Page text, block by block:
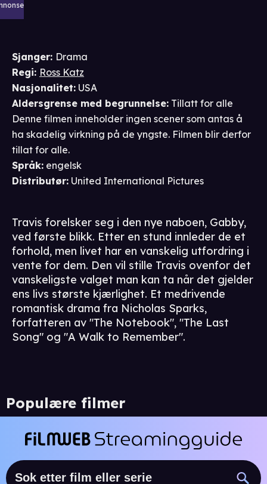
Sjanger: Drama
Regi: Ross Katz
Nasjonalitet: USA
Aldersgrense med begrunnelse: Tillatt for alle
Denne filmen inneholder ingen scener som antas å
ha skadelig virkning på de yngste. Filmen blir derfor
tillat for alle.
Språk: engelsk
Distributør: United International Pictures
Travis forelsker seg i den nye naboen, Gabby,
ved første blikk. Etter en stund innleder de et
forhold, men livet har en vanskelig utfordring i
vente for dem. Den vil stille Travis ovenfor det
vanskeligste valget man kan ta når det gjelder
ens livs største kjærlighet. Et medrivende
romantisk drama fra Nicholas Sparks,
forfatteren av "The Notebook", "The Last
Song" og "A Walk to Remember".
Populære filmer